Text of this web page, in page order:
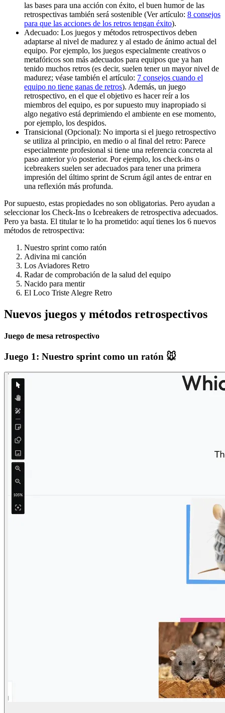
las bases para una acción con éxito, el buen humor de las
retrospectivas también será sostenible (Ver artículo: 8 consejos
para que las acciones de los retros tengan éxito).
Adecuado: Los juegos y métodos retrospectivos deben
adaptarse al nivel de madurez y al estado de ánimo actual del
equipo. Por ejemplo, los juegos especialmente creativos o
metafóricos son más adecuados para equipos que ya han
tenido muchos retros (es decir, suelen tener un mayor nivel de
madurez; véase también el artículo: 7 consejos cuando el
equipo no tiene ganas de retros). Además, un juego
retrospectivo, en el que el objetivo es hacer reír a los
miembros del equipo, es por supuesto muy inapropiado si
algo negativo está deprimiendo el ambiente en ese momento,
por ejemplo, los despidos.
Transicional (Opcional): No importa si el juego retrospectivo
se utiliza al principio, en medio o al final del retro: Parece
especialmente profesional si tiene una referencia concreta al
paso anterior y/o posterior. Por ejemplo, los check-ins o
icebreakers suelen ser adecuados para tener una primera
impresión del último sprint de Scrum ágil antes de entrar en
una reflexión más profunda.
Por supuesto, estas propiedades no son obligatorias. Pero ayudan a
seleccionar los Check-Ins o Icebreakers de retrospectiva adecuados.
Pero ya basta. El titular te lo ha prometido: aquí tienes los 6 nuevos
métodos de retrospectiva:
Nuestro sprint como ratón
Adivina mi canción
Los Aviadores Retro
Radar de comprobación de la salud del equipo
Nacido para mentir
El Loco Triste Alegre Retro
Nuevos juegos y métodos retrospectivos
Juego de mesa retrospectivo
Juego 1: Nuestro sprint como un ratón 🐭